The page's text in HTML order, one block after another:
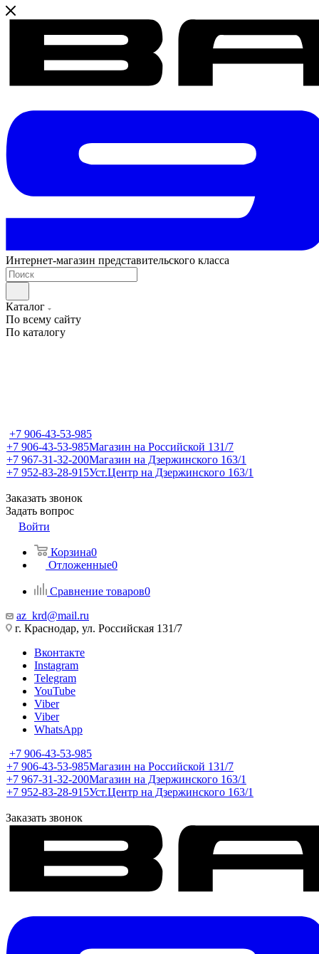
Интернет-магазин представительского класса
Каталог
По всему сайту
По каталогу
+7 906-43-53-985
+7 906-43-53-985Магазин на Российской 131/7
+7 967-31-32-200Магазин на Дзержинского 163/1
+7 952-83-28-915Уст.Центр на Дзержинского 163/1
Заказать звонок
Задать вопрос
Войти
Корзина0
Отложенные0
Сравнение товаров0
az_krd@mail.ru
г. Краснодар, ул. Российская 131/7
Вконтакте
Instagram
Telegram
YouTube
Viber
Viber
WhatsApp
+7 906-43-53-985
+7 906-43-53-985Магазин на Российской 131/7
+7 967-31-32-200Магазин на Дзержинского 163/1
+7 952-83-28-915Уст.Центр на Дзержинского 163/1
Заказать звонок